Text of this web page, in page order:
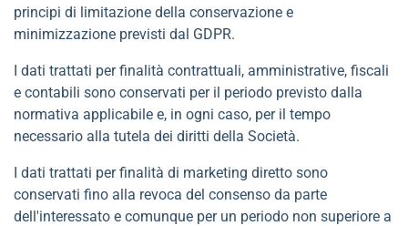
principi di limitazione della conservazione e
minimizzazione previsti dal GDPR.
I dati trattati per finalità contrattuali, amministrative, fiscali
e contabili sono conservati per il periodo previsto dalla
normativa applicabile e, in ogni caso, per il tempo
necessario alla tutela dei diritti della Società.
I dati trattati per finalità di marketing diretto sono
conservati fino alla revoca del consenso da parte
dell'interessato e comunque per un periodo non superiore a